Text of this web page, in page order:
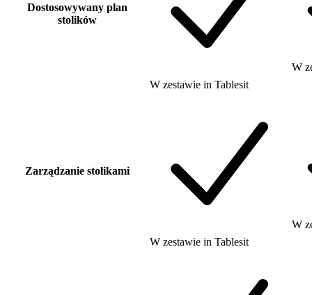
Dostosowywany plan
stolików
W zestawie in Tablesit
W
Zarządzanie stolikami
W zestawie in Tablesit
W